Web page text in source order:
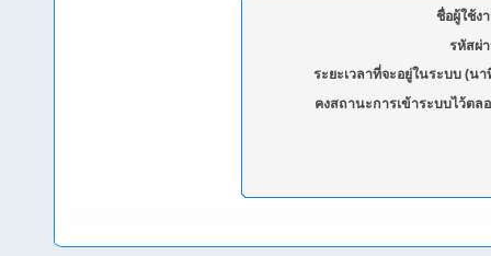
ชื่อผู้ใช้ง
รหัสผ่
ระยะเวลาที่จะอยู่ในระบบ (นา
คงสถานะการเข้าระบบไว้ตล